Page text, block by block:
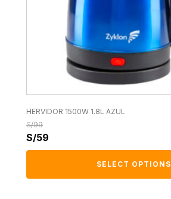
HERVIDOR 1500W 1.8L AZUL
S/99
S/59
SELECT OPTIONS